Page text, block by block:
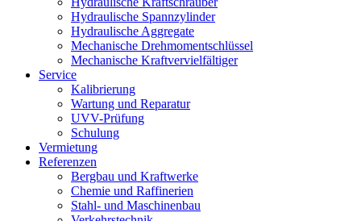
Hydraulische Spannzylinder
Hydraulische Aggregate
Mechanische Drehmomentschlüssel
Mechanische Kraftvervielfältiger
Service
Kalibrierung
Wartung und Reparatur
UVV-Prüfung
Schulung
Vermietung
Referenzen
Bergbau und Kraftwerke
Chemie und Raffinerien
Stahl- und Maschinenbau